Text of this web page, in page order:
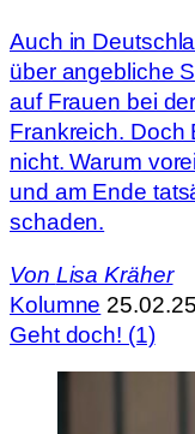
Auch in
über angebliche
auf Frauen bei
Frankreich. Doch
nicht. Warum
und am Ende
schaden.
Von Lisa Kräher
Kolumne 25.02.25
Geht doch! (1)